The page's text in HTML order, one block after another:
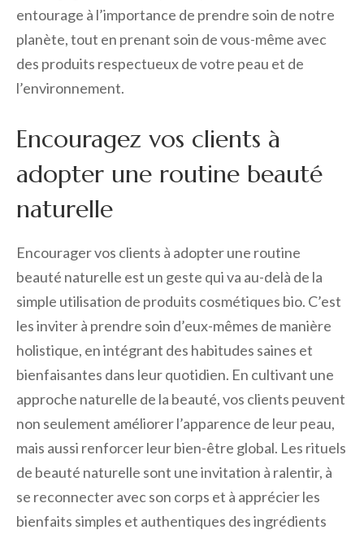
entourage à l’importance de prendre soin de notre
planète, tout en prenant soin de vous-même avec
des produits respectueux de votre peau et de
l’environnement.
Encouragez vos clients à
adopter une routine beauté
naturelle
Encourager vos clients à adopter une routine
beauté naturelle est un geste qui va au-delà de la
simple utilisation de produits cosmétiques bio. C’est
les inviter à prendre soin d’eux-mêmes de manière
holistique, en intégrant des habitudes saines et
bienfaisantes dans leur quotidien. En cultivant une
approche naturelle de la beauté, vos clients peuvent
non seulement améliorer l’apparence de leur peau,
mais aussi renforcer leur bien-être global. Les rituels
de beauté naturelle sont une invitation à ralentir, à
se reconnecter avec son corps et à apprécier les
bienfaits simples et authentiques des ingrédients